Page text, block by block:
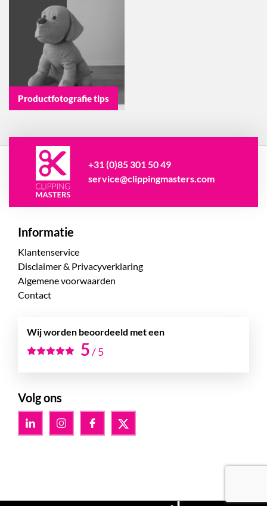
Productfotografie tips
+31 (0)85 301 50 49
service@clippingmasters.com
Informatie
Klantenservice
Disclaimer & Privacyverklaring
Algemene voorwaarden
Contact
Wij worden beoordeeld met een
5/5
Volg ons